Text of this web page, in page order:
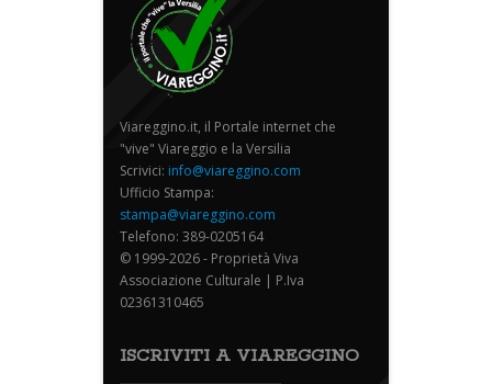
Viareggino.it, il Portale internet che
"vive" Viareggio e la Versilia
Scrivici: info@viareggino.com
Ufficio Stampa:
stampa@viareggino.com
Telefono: 389-0205164
© 1999-2026 - Proprietà Viva
Associazione Culturale | P.Iva
02361310465
ISCRIVITI A VIAREGGINO